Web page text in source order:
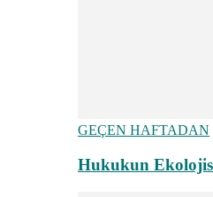
GEÇEN HAFTADAN
Hukukun